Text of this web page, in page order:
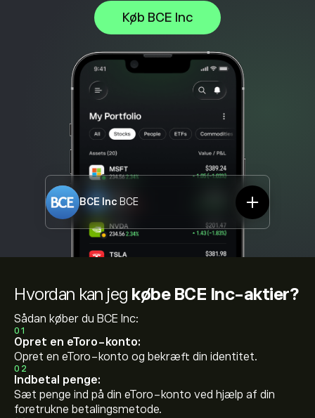
Køb BCE Inc
BCE Inc BCE
Hvordan kan jeg købe BCE Inc-aktier?
Sådan køber du BCE Inc:
01
Opret en eToro-konto:
Opret en eToro-konto og bekræft din identitet.
02
Indbetal penge:
Sæt penge ind på din eToro-konto ved hjælp af din
foretrukne betalingsmetode.